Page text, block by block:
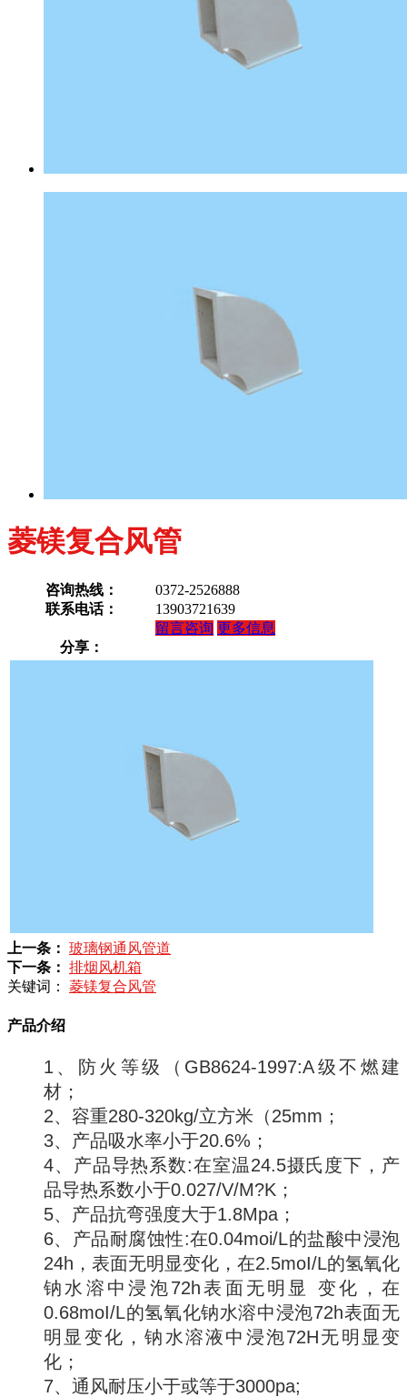
菱镁复合风管
咨询热线：
0372-2526888
联系电话：
13903721639
留言咨询 更多信息
分享：
上一条： 玻璃钢通风管道
下一条： 排烟风机箱
关键词： 菱镁复合风管
产品介绍
1、防火等级（GB8624-1997:A级不燃建
材；
2、容重280-320kg/立方米（25mm；
3、产品吸水率小于20.6%；
4、产品导热系数:在室温24.5摄氏度下，产
品导热系数小于0.027/V/M?K；
5、产品抗弯强度大于1.8Mpa；
6、产品耐腐蚀性:在0.04moi/L的盐酸中浸泡
24h，表面无明显变化，在2.5moI/L的氢氧化
钠水溶中浸泡72h表面无明显 变化，在
0.68moI/L的氢氧化钠水溶中浸泡72h表面无
明显变化，钠水溶液中浸泡72H无明显变
化；
7、通风耐压小于或等于3000pa;